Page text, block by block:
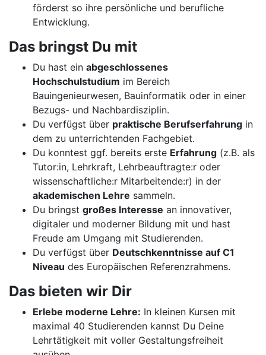
förderst so ihre persönliche und berufliche
Entwicklung.
Das bringst Du mit
Du hast ein abgeschlossenes
Hochschulstudium im Bereich
Bauingenieurwesen, Bauinformatik oder in einer
Bezugs- und Nachbardisziplin.
Du verfügst über praktische Berufserfahrung in
dem zu unterrichtenden Fachgebiet.
Du konntest ggf. bereits erste Erfahrung (z.B. als
Tutor:in, Lehrkraft, Lehrbeauftragte:r oder
wissenschaftliche:r Mitarbeitende:r) in der
akademischen Lehre sammeln.
Du bringst großes Interesse an innovativer,
digitaler und moderner Bildung mit und hast
Freude am Umgang mit Studierenden.
Du verfügst über Deutschkenntnisse auf C1
Niveau des Europäischen Referenzrahmens.
Das bieten wir Dir
Erlebe moderne Lehre: In kleinen Kursen mit
maximal 40 Studierenden kannst Du Deine
Lehrtätigkeit mit voller Gestaltungsfreiheit